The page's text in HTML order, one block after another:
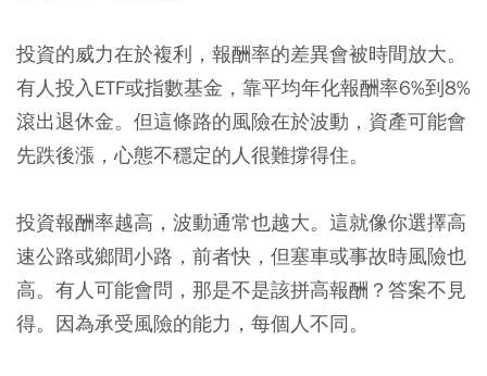
投資的威力在於複利，報酬率的差異會被時間放大。
有人投入ETF或指數基金，靠平均年化報酬率6%到8%
滾出退休金。但這條路的風險在於波動，資產可能會
先跌後漲，心態不穩定的人很難撐得住。
投資報酬率越高，波動通常也越大。這就像你選擇高
速公路或鄉間小路，前者快，但塞車或事故時風險也
高。有人可能會問，那是不是該拼高報酬？答案不見
得。因為承受風險的能力，每個人不同。